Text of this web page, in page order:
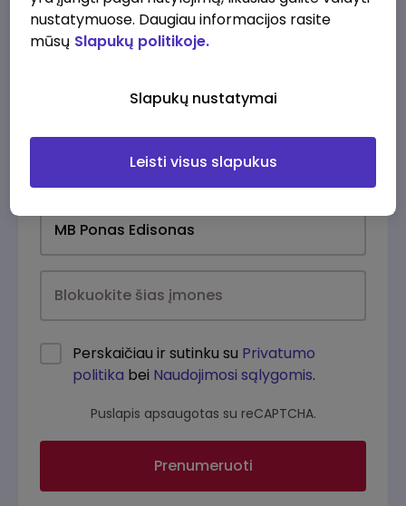
Perskaičiau ir sutinku su Privatumo
politika bei Naudojimosi sąlygomis.
Puslapis apsaugotas su reCAPTCHA.
Prenumeruoti
nustatymuose. Daugiau informacijos rasite
mūsų Slapukų politikoje.
Slapukų nustatymai
Leisti visus slapukus